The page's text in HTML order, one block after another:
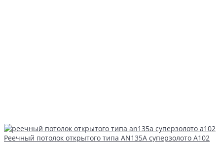
Реечный потолок открытого типа AN135A суперзолото А102